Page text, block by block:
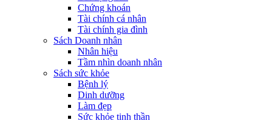
Chứng khoán
Tài chính cá nhân
Tài chính gia đình
Sách Doanh nhân
Nhân hiệu
Tầm nhìn doanh nhân
Sách sức khỏe
Bệnh lý
Dinh dưỡng
Làm đẹp
Sức khỏe tinh thần